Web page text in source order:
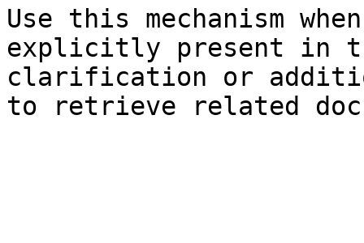
Use this mechanism
explicitly present in
clarification or